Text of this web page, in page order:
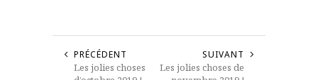
PRÉCÉDENT
Les jolies choses
SUIVANT
Les jolies choses de